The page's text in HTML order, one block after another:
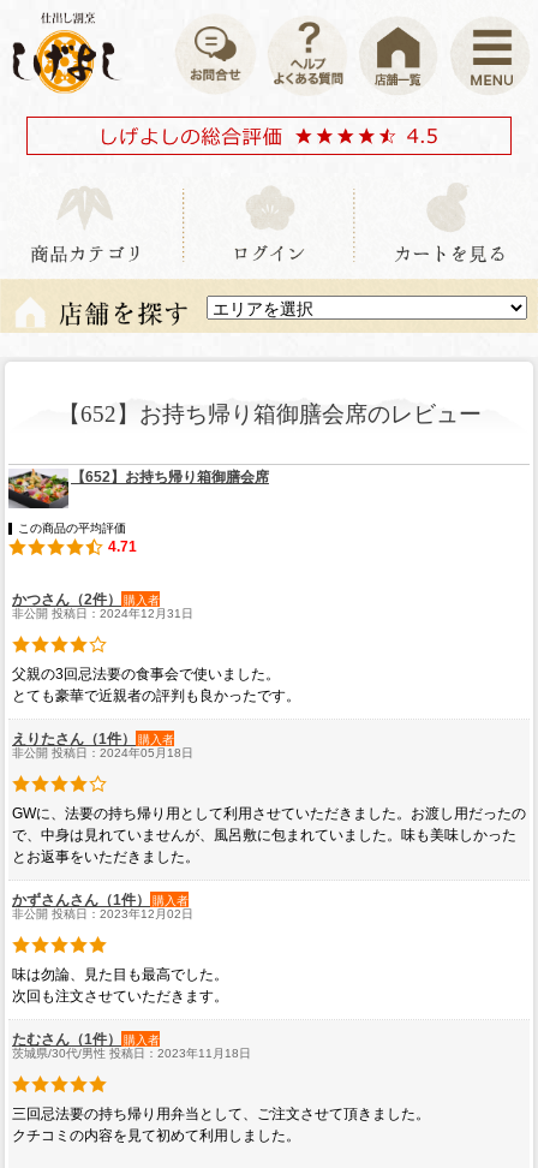
【652】お持ち帰り箱御膳会席のレビュー
【652】お持ち帰り箱御膳会席
この商品の平均評価
4.71
かつさん（2件）
購入者
非公開 投稿日：2024年12月31日
父親の3回忌法要の食事会で使いました。
とても豪華で近親者の評判も良かったです。
えりたさん（1件）
購入者
非公開 投稿日：2024年05月18日
GWに、法要の持ち帰り用として利用させていただきました。お渡し用だったの
で、中身は見れていませんが、風呂敷に包まれていました。味も美味しかった
とお返事をいただきました。
かずさんさん（1件）
購入者
非公開 投稿日：2023年12月02日
味は勿論、見た目も最高でした。
次回も注文させていただきます。
たむさん（1件）
購入者
茨城県/30代/男性 投稿日：2023年11月18日
三回忌法要の持ち帰り用弁当として、ご注文させて頂きました。
クチコミの内容を見て初めて利用しました。